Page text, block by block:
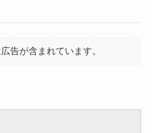
告が含まれています。